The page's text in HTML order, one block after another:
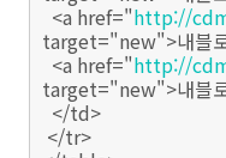
<a href="http://
target="new">내블
<a href="http://
target="new">내블
</td>
</tr>